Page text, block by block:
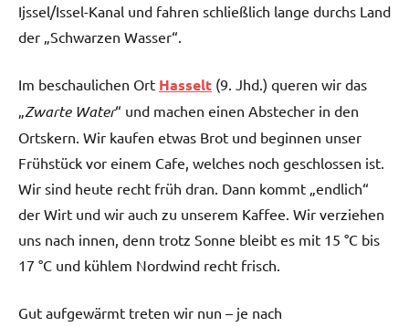
Ijssel/Issel-Kanal und fahren schließlich lange durchs Land
der „Schwarzen Wasser“.
Im beschaulichen Ort Hasselt (9. Jhd.) queren wir das
Zwarte Water“ und machen einen Abstecher in den
Ortskern. Wir kaufen etwas Brot und beginnen unser
Frühstück vor einem Cafe, welches noch geschlossen ist.
Wir sind heute recht früh dran. Dann kommt „endlich“
der Wirt und wir auch zu unserem Kaffee. Wir verziehen
uns nach innen, denn trotz Sonne bleibt es mit 15 °C bis
17 °C und kühlem Nordwind recht frisch.
Gut aufgewärmt treten wir nun – je nach